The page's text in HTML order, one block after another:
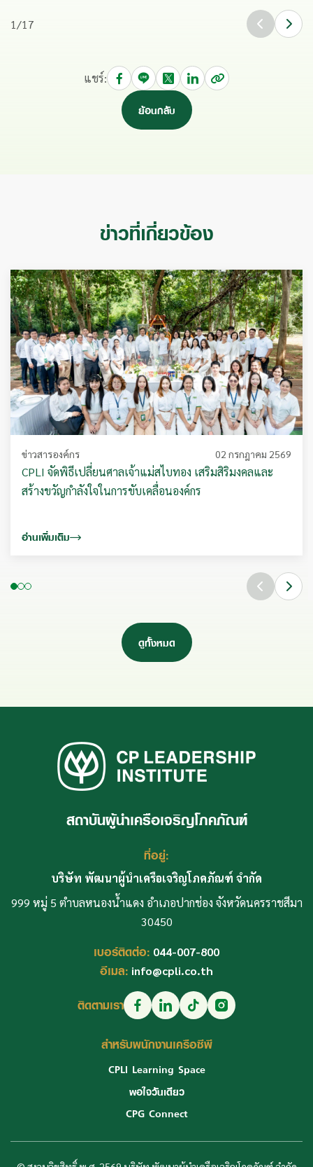
1 /17
ย้อนกลับ
แชร์:
ข่าวที่เกี่ยวข้อง
ข่าวสารองค์กร 02 กรกฎาคม 2569
CPLI จัดพิธีเปลี่ยนศาลเจ้าแม่สไบทอง เสริมสิริมงคลและ
สร้างขวัญกำลังใจในการขับเคลื่อนองค์กร
อ่านเพิ่มเติม
ดูทั้งหมด
สถาบันผู้นำเครือเจริญโภคภัณฑ์
ที่อยู่:
บริษัท พัฒนาผู้นำเครือเจริญโภคภัณฑ์ จำกัด
999 หมู่ 5 ตำบลหนองน้ำแดง อำเภอปากช่อง จังหวัดนครราชสีมา
30450
เบอร์ติดต่อ: 044-007-800
อีเมล: info@cpli.co.th
ติดตามเรา
สำหรับพนักงานเครือซีพี
CPLI Learning Space
พอใจวันเดียว
CPG Connect